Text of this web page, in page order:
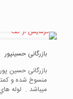
بازرگانی حسینپور
بازرگانی حسین
منسوخ شده و
ميباشد . لوله